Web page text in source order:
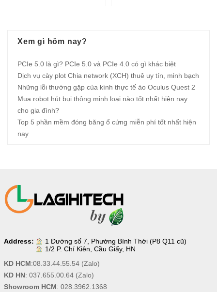
Xem gì hôm nay?
PCIe 5.0 là gì? PCIe 5.0 và PCIe 4.0 có gì khác biệt
Dịch vụ cày plot Chia network (XCH) thuê uy tín, minh bạch
Những lỗi thường gặp của kính thực tế ảo Oculus Quest 2
Mua robot hút bụi thông minh loại nào tốt nhất hiện nay
cho gia đình?
Top 5 phần mềm đóng băng ổ cứng miễn phí tốt nhất hiện
nay
Address:
1 Đường số 7, Phường Bình Thới (P8 Q11 cũ)
1/2 P. Chí Kiên, Cầu Giấy, HN
KD HCM:08.33.44.55.54(Zalo)
KD HN: 037.655.00.64(Zalo)
Showroom HCM: 028.3962.1368